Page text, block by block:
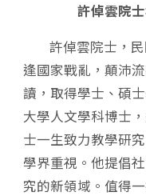
許倬雲院
許倬雲院士，民
逢國家戰亂，顛沛
讀，取得學士、碩
大學人文學科博士
士一生致力教學研
學界重視。他提倡
究的新領域。值得